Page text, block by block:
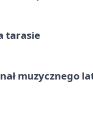
tarasie
muzycznego